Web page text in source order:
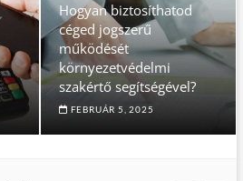
Hogyan biztosíthatod
céged jogszerű
működését
környezetvédelmi
szakértő segítségével?
FEBRUÁR 5, 2025